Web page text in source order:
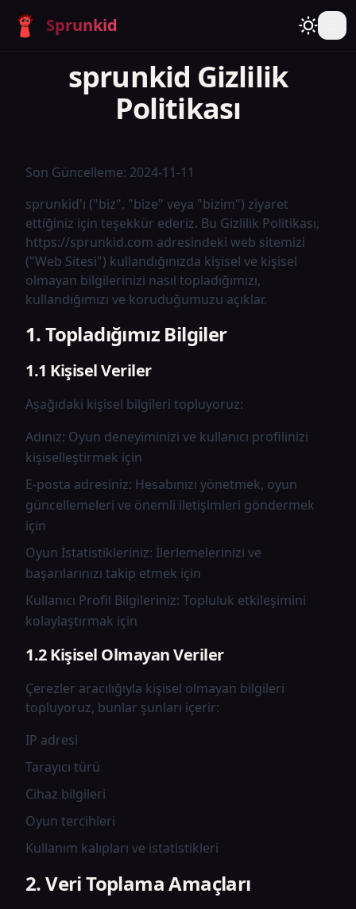
Sprunkid
sprunkid Gizlilik
Politikası
Son Güncelleme: 2024-11-11
sprunkid'ı ("biz", "bize" veya "bizim") ziyaret
ettiğiniz için teşekkür ederiz. Bu Gizlilik Politikası,
https://sprunkid.com adresindeki web sitemizi
("Web Sitesi") kullandığınızda kişisel ve kişisel
olmayan bilgilerinizi nasıl topladığımızı,
kullandığımızı ve koruduğumuzu açıklar.
1. Topladığımız Bilgiler
1.1 Kişisel Veriler
Aşağıdaki kişisel bilgileri topluyoruz:
Adınız: Oyun deneyiminizi ve kullanıcı profilinizi
kişiselleştirmek için
E-posta adresiniz: Hesabınızı yönetmek, oyun
güncellemeleri ve önemli iletişimleri göndermek
için
Oyun İstatistikleriniz: İlerlemelerinizi ve
başarılarınızı takip etmek için
Kullanıcı Profil Bilgileriniz: Topluluk etkileşimini
kolaylaştırmak için
1.2 Kişisel Olmayan Veriler
Çerezler aracılığıyla kişisel olmayan bilgileri
topluyoruz, bunlar şunları içerir:
IP adresi
Tarayıcı türü
Cihaz bilgileri
Oyun tercihleri
Kullanım kalıpları ve istatistikleri
2. Veri Toplama Amaçları